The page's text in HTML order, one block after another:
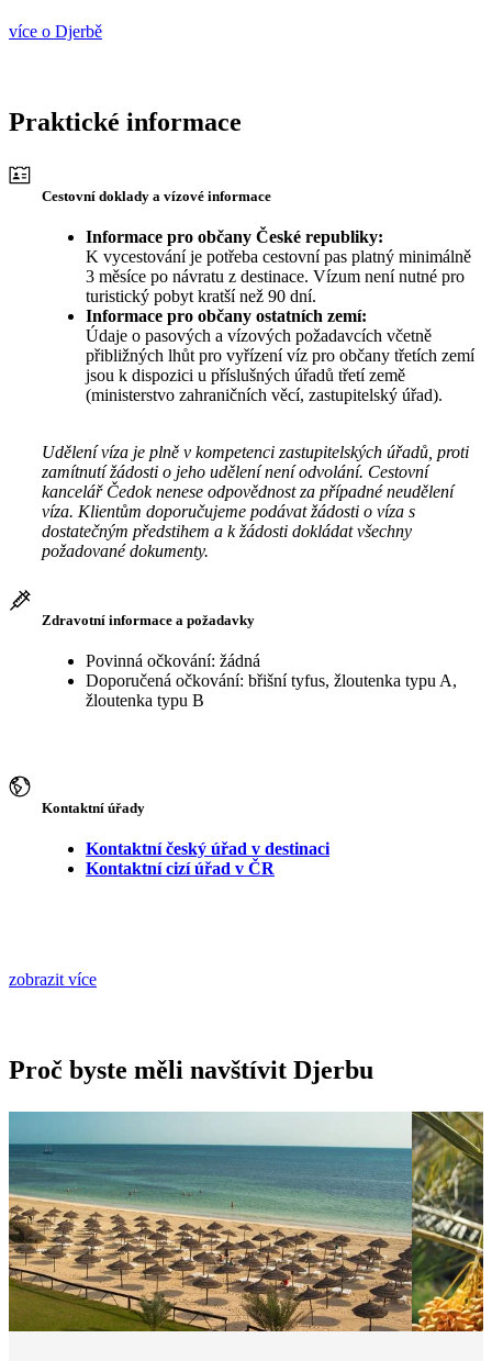
více o Djerbě
Praktické informace
Cestovní doklady a vízové informace
Informace pro občany České republiky:
K vycestování je potřeba cestovní pas platný minimálně
3 měsíce po návratu z destinace. Vízum není nutné pro
turistický pobyt kratší než 90 dní.
Informace pro občany ostatních zemí:
Údaje o pasových a vízových požadavcích včetně
přibližných lhůt pro vyřízení víz pro občany třetích zemí
jsou k dispozici u příslušných úřadů třetí země
(ministerstvo zahraničních věcí, zastupitelský úřad).
Udělení víza je plně v kompetenci zastupitelských úřadů, proti
zamítnutí žádosti o jeho udělení není odvolání. Cestovní
kancelář Čedok nenese odpovědnost za případné neudělení
víza. Klientům doporučujeme podávat žádosti o víza s
dostatečným předstihem a k žádosti dokládat všechny
požadované dokumenty.
Zdravotní informace a požadavky
Povinná očkování: žádná
Doporučená očkování: břišní tyfus, žloutenka typu A,
žloutenka typu B
Kontaktní úřady
Kontaktní český úřad v destinaci
Kontaktní cizí úřad v ČR
zobrazit více
Proč byste měli navštívit Djerbu